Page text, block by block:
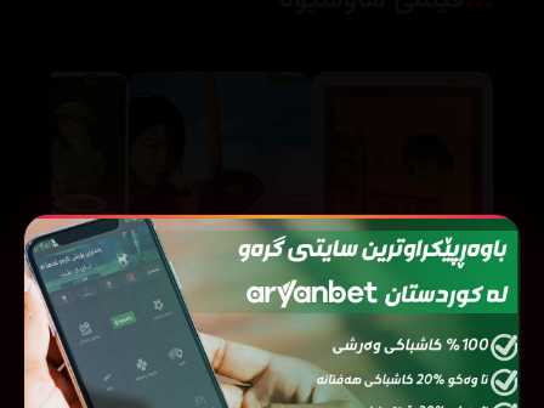
Dog Day Afternoon (1975)
The Bow (2005)